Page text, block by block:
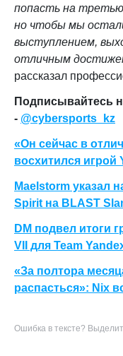
попасть на
но чтобы мы
выступлением,
отличным
рассказал
Подписывайтесь
- @cybersports_kz
«Он сейчас в
восхитился игрой
Maelstorm указал
Spirit на BLAST
DM подвел итоги
VII для Team
«За полтора
распасться»: Nix
Ошибка в тексте?